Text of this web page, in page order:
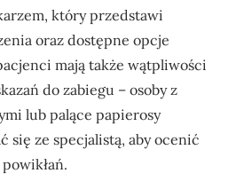
który przedstawi
oraz dostępne opcje
mają także wątpliwości
do zabiegu – osoby z
lub palące papierosy
się ze specjalistą, aby ocenić